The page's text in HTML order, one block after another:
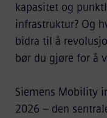
kapasitet og
infrastruktur? Og
bidra til å
bør du gjøre for å
Siemens Mobility
2026 – den